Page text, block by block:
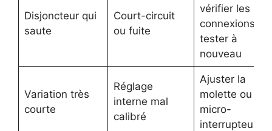
Disjoncteur qui
saute
Court-circuit
ou fuite
vérifier les
connexions,
tester à
nouveau
Variation très
courte
Réglage
interne mal
calibré
Ajuster la
molette ou les
micro-
interrupteurs